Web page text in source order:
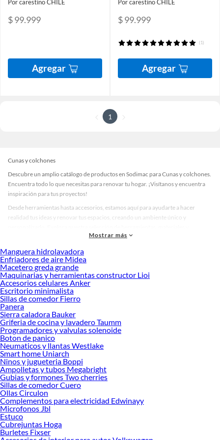
Por carestino CHILE
$ 99.999
Agregar
Por carestino CHILE
$ 99.999
(1)
Agregar
1
Cunas y colchones
Descubre un amplio catálogo de productos en Sodimac para Cunas y colchones.
Encuentra todo lo que necesitas para renovar tu hogar. ¡Visítanos y encuentra
inspiración para tus proyectos!
Desde herramientas hasta accesorios, estamos aquí para ayudarte a hacer
realidad tus ideas y renovar tus espacios, creando un ambiente único y
accesorios de calidad que te ayudarán a crear un espacio más tú.
Desde remodelaciones hasta proyectos de decoración, estamos aquí para hacer
tus ideas realidad. ¡Visítanos y encuentra todo lo que tenemos para ofrecerte en
Cunas y colchones!
Explora la variedad de productos de Cunas y colchones en Sodimac
Herramientas, materiales y accesorios de calidad para tus proyectos y
renovación de espacios. ¡Visítanos y descubre todo lo que tenemos para
ofrecerte!
Encuentra una amplia variedad de productos de Cunas y colchones en Sodimac.
Encuentra todo lo necesario para tus proyectos de renovación y decoración.
¡Visítanos y haz tus ideas realidad!
Mostrar más
Manguera hidrolavadora
Enfriadores de aire Midea
Macetero greda grande
Maquinarias y herramientas constructor Lioi
Accesorios celulares Anker
Escritorio minimalista
Sillas de comedor Fierro
Panera
Sierra caladora Bauker
Griferia de cocina y lavadero Taumm
Programadores y valvulas solenoide
Boton de panico
Neumaticos y llantas Westlake
Smart home Uniarch
Ninos y jugueteria Boppi
Ampolletas y tubos Megabright
Gubias y formones Two cherries
Sillas de comedor Cuero
Ollas Circulon
Complementos para electricidad Edwinayy
Microfonos Jbl
Estuco
Cubrejuntas Hoga
Burletes Fixser